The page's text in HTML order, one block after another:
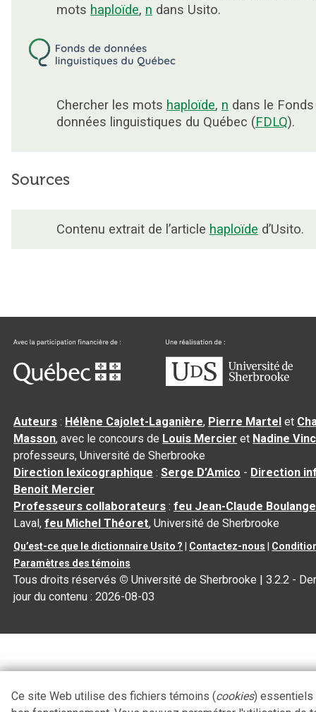
mots haploïde, n dans Usito.
Chercher les mots haploïde, n dans le
données linguistiques du Québec (FDLQ).
Sources
Contenu extrait de l’article haploïde d’Usito.
Auteurs : Hélène Cajolet-Laganière, Pierre Martel et
Masson, avec le concours de Louis Mercier et Nadine
professeurs, Université de Sherbrooke
Direction lexicographique :Serge D’Amico - Direction
Benoit Mercier
Professeurs collaborateurs :feu Jean-Claude
Laval,feu Michel Théoret, Université de Sherbrooke
Qu’est-ce que le dictionnaire Usito ? Contactez-nous
Paramètres des témoins
Tous droits réservés © Université de Sherbrooke |3.2.2 -
jour du contenu :2026-08-03
Ce site Web utilise des fichiers témoins (cookies) essentiels